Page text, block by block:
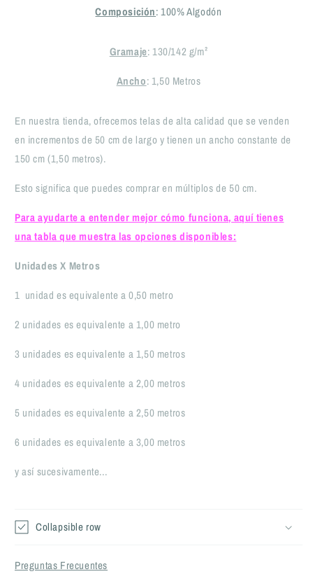
Infantil
Composición: 100% Algodón
Gramaje: 130/142 g/m²
Ancho: 1,50 Metros
En nuestra tienda, ofrecemos telas de alta calidad que se venden
en incrementos de 50 cm de largo y tienen un ancho constante de
150 cm (1,50 metros).
Esto significa que puedes comprar en múltiplos de 50 cm.
Para ayudarte a entender mejor cómo funciona, aquí tienes
una tabla que muestra las opciones disponibles:
Unidades X Metros
1 unidad es equivalente a 0,50 metro
2 unidades es equivalente a1,00 metro
3 unidades es equivalente a1,50 metros
4 unidades es equivalente a2,00 metros
5 unidades es equivalente a2,50 metros
6 unidades es equivalente a3,00 metros
y así sucesivamente...
Collapsible row
Preguntas Frecuentes